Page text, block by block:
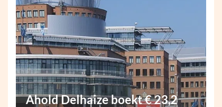
Ahold Delhaize boekt € 23,2